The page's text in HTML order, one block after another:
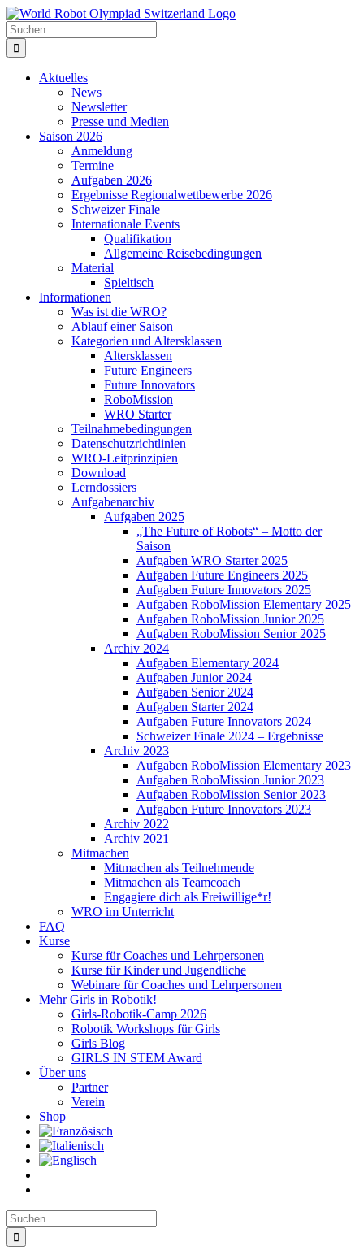
Zum
Inhalt
springen
Suche
nach:
Aktuelles
News
Newsletter
Presse und Medien
Saison 2026
Anmeldung
Termine
Aufgaben 2026
Ergebnisse Regionalwettbewerbe 2026
Schweizer Finale
Internationale Events
Qualifikation
Allgemeine Reisebedingungen
Material
Spieltisch
Informationen
Was ist die WRO?
Ablauf einer Saison
Kategorien und Altersklassen
Altersklassen
Future Engineers
Future Innovators
RoboMission
WRO Starter
Teilnahmebedingungen
Datenschutzrichtlinien
WRO-Leitprinzipien
Download
Lerndossiers
Aufgabenarchiv
Aufgaben 2025
„The Future of Robots“ – Motto der
Saison
Aufgaben WRO Starter 2025
Aufgaben Future Engineers 2025
Aufgaben Future Innovators 2025
Aufgaben RoboMission Elementary 2025
Aufgaben RoboMission Junior 2025
Aufgaben RoboMission Senior 2025
Archiv 2024
Aufgaben Elementary 2024
Aufgaben Junior 2024
Aufgaben Senior 2024
Aufgaben Starter 2024
Aufgaben Future Innovators 2024
Schweizer Finale 2024 – Ergebnisse
Archiv 2023
Aufgaben RoboMission Elementary 2023
Aufgaben RoboMission Junior 2023
Aufgaben RoboMission Senior 2023
Aufgaben Future Innovators 2023
Archiv 2022
Archiv 2021
Mitmachen
Mitmachen als Teilnehmende
Mitmachen als Teamcoach
Engagiere dich als Freiwillige*r!
WRO im Unterricht
FAQ
Kurse
Kurse für Coaches und Lehrpersonen
Kurse für Kinder und Jugendliche
Webinare für Coaches und Lehrpersonen
Mehr Girls in Robotik!
Girls-Robotik-Camp 2026
Robotik Workshops für Girls
Girls Blog
GIRLS IN STEM Award
Über uns
Partner
Verein
Shop
Suche
nach: